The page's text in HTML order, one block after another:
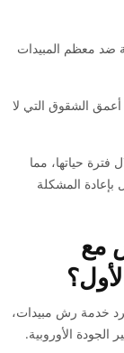
ضد معظم المبيدات
الشقوق التي لا
فترة حياتها، مما
المشكلة
مع
خدمة رش مبيدات،
الأوروبية.